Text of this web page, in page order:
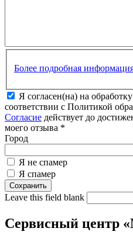
Более подробная
Я согласен(на) на
соответствии с Политикой
Согласие действует до
моего отзыва *
Город
Я не спамер
Я спамер
Leave this field blank
Сервисный центр